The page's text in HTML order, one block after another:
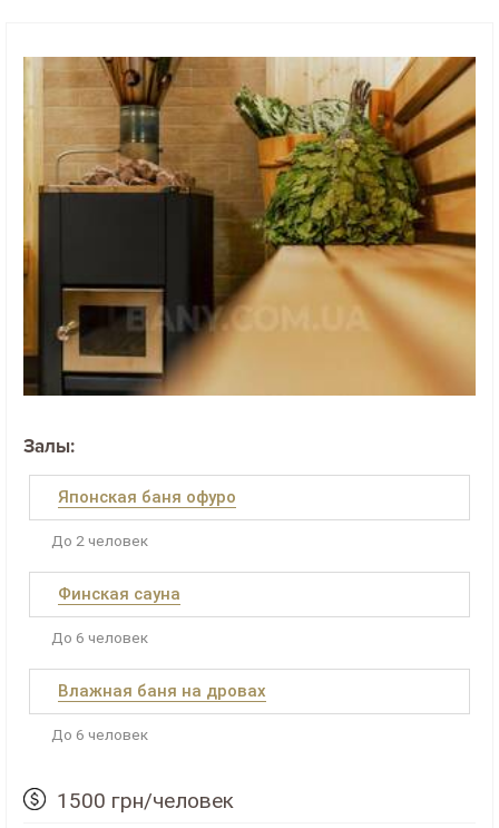
Залы:
Японская баня офуро
До 2 человек
Финская сауна
До 6 человек
Влажная баня на дровах
До 6 человек
1500 грн/человек